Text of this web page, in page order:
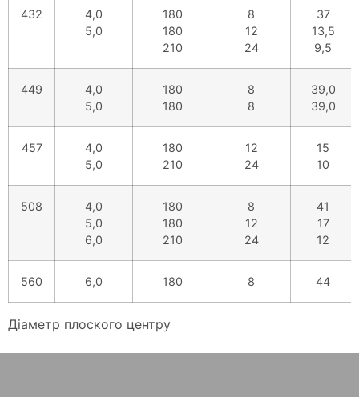
432
4,0
5,0
180
180
210
8
12
24
37
13,5
9,5
449
4,0
5,0
180
180
8
8
39,0
39,0
457
4,0
5,0
180
210
12
24
15
10
508
4,0
5,0
6,0
180
180
210
8
12
24
41
17
12
560 6,0 180 8 44
Діаметр плоского центру